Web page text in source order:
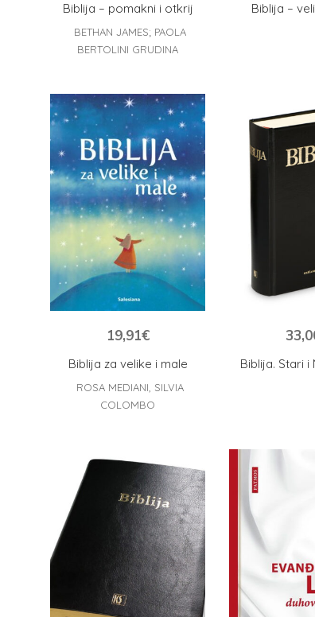
Biblija – pomakni i otkrij
BETHAN JAMES; PAOLA
BERTOLINI GRUDINA
Biblija –
Biblija za velike i male
19,91€
ROSA MEDIANI, SILVIA
COLOMBO
Biblija. Stari i